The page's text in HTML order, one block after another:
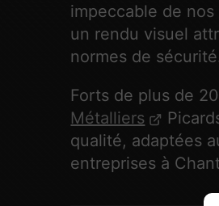
impeccable de
un rendu visuel
normes de
Forts de plus de
Métalliers
qualité, adaptées
entreprises à